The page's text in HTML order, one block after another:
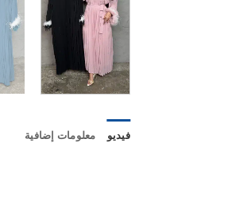
فيديو معلومات إضافية